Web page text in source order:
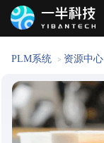
PLM系统 > 资源中心